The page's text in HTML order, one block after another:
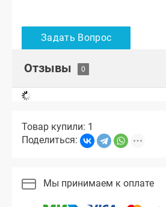
Отзывы
Товар купили: 1
Поделиться:
Мы принимаем к оплате